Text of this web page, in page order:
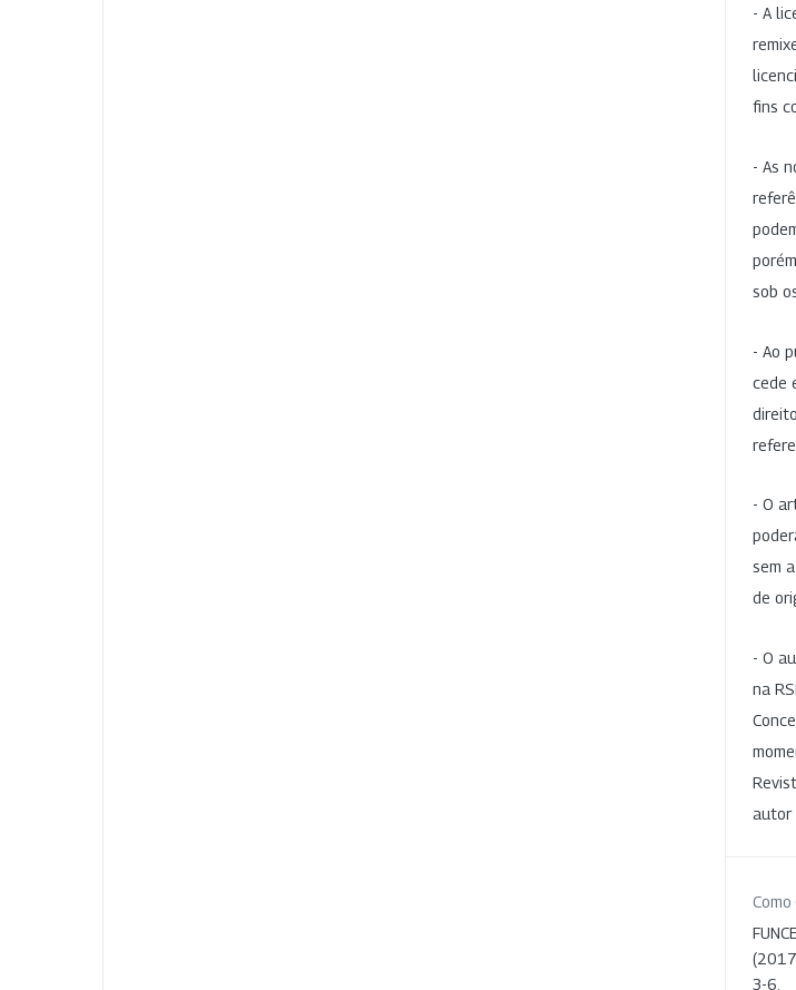
- A
fins
- As
sob
- Ao
cede
- O
sem
de
- O
na
autor
Como
3-6.